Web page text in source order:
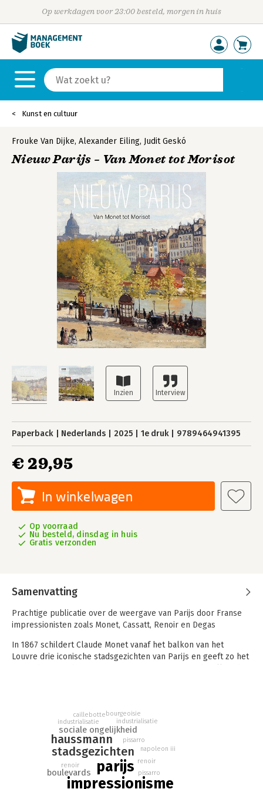
Op werkdagen voor 23:00 besteld, morgen in huis
Kunst en cultuur
Frouke Van Dijke, Alexander Eiling, Judit Geskó
Nieuw Parijs – Van Monet tot Morisot
Paperback Nederlands 2025 1e druk 9789464941395
€ 29,95
In winkelwagen
Op voorraad
Nu besteld, dinsdag in huis
Gratis verzonden
Samenvatting
Prachtige publicatie over de weergave van Parijs door Franse
impressionisten zoals Monet, Cassatt, Renoir en Degas
In 1867 schildert Claude Monet vanaf het balkon van het
Louvre drie iconische stadsgezichten van Parijs en geeft zo het
Experts van toonaangevende musea uit de hele wereld laten
zien hoe ook Paul Cézanne, Gustave Caillebotte, Mary Cassatt
en vele anderen een schitterend Parijs in volle transformatie
verbeelden. Hun kunstwerken nemen ons mee naar de
geboorte van de Franse hoofdstad als moderne metropool. Zij
voeren ons langs gloednieuwe theaters, pas aangelegde
parijs
impressionisme
stadsgezichten
haussmann
boulevards
sociale ongelijkheid
pissarro
renoir
industrialisatie
pissarro
renoir
caillebottebourgeoisie
napoleon iii
industrialisatie